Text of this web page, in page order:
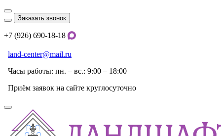
Заказать звонок
+7 (926) 690-18-18
land-center@mail.ru
Часы работы: пн. – вс.: 9:00 – 18:00
Приём заявок на сайте круглосуточно